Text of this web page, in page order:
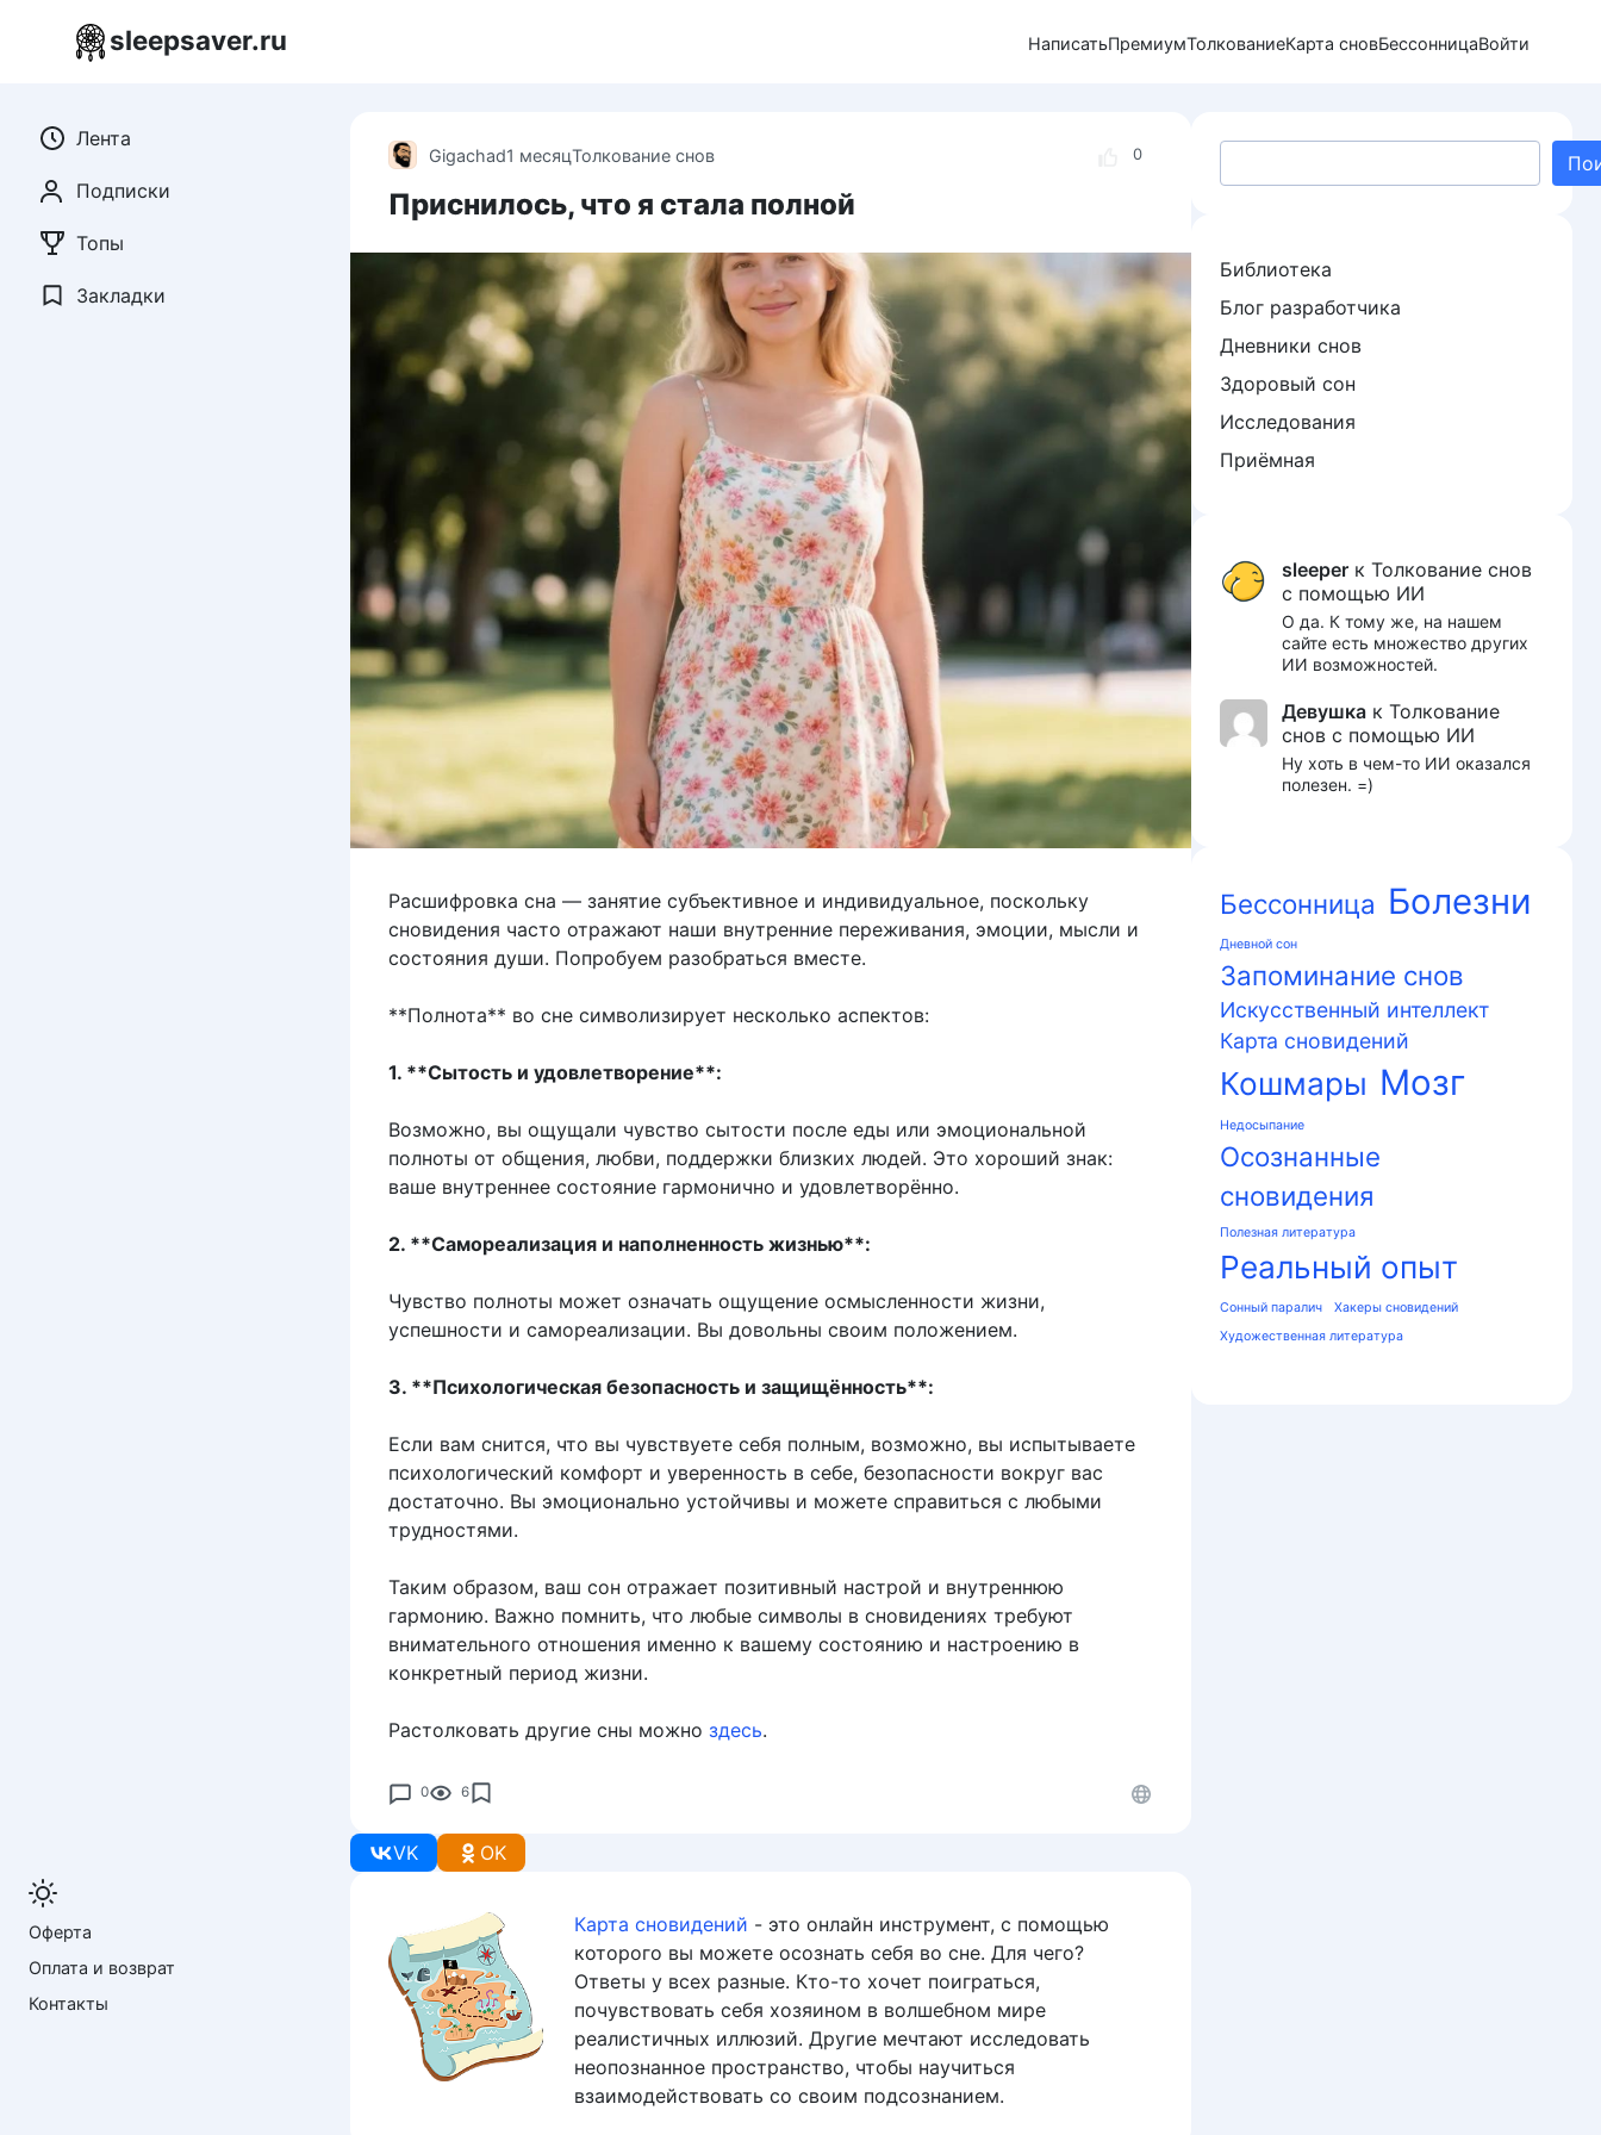
sleepsaver.ru НаписатьПремиумТолкованиеКарта сновБессонницаВойти
0
Gigachad1 месяцТолкование снов
Приснилось, что я стала полной
Расшифровка сна — занятие субъективное и индивидуальное, поскольку
сновидения часто отражают наши внутренние переживания, эмоции, мысли и
состояния души. Попробуем разобраться вместе.
**Полнота** во сне символизирует несколько аспектов:
1. **Сытость и удовлетворение**:
Возможно, вы ощущали чувство сытости после еды или эмоциональной
полноты от общения, любви, поддержки близких людей. Это хороший знак:
ваше внутреннее состояние гармонично и удовлетворённо.
2. **Самореализация и наполненность жизнью**:
Чувство полноты может означать ощущение осмысленности жизни,
успешности и самореализации. Вы довольны своим положением.
3. **Психологическая безопасность и защищённость**:
Если вам снится, что вы чувствуете себя полным, возможно, вы испытываете
психологический комфорт и уверенность в себе, безопасности вокруг вас
достаточно. Вы эмоционально устойчивы и можете справиться с любыми
трудностями.
Таким образом, ваш сон отражает позитивный настрой и внутреннюю
гармонию. Важно помнить, что любые символы в сновидениях требуют
внимательного отношения именно к вашему состоянию и настроению в
конкретный период жизни.
Растолковать другие сны можно здесь.
0 6
VK OK
Карта сновидений - это онлайн инструмент, с помощью
которого вы можете осознать себя во сне. Для чего?
Ответы у всех разные. Кто-то хочет поиграться,
почувствовать себя хозяином в волшебном мире
реалистичных иллюзий. Другие мечтают исследовать
неопознанное пространство, чтобы научиться
взаимодействовать со своим подсознанием.
Лента
Подписки
Топы
Закладки
Оферта
Оплата и возврат
Контакты
Библиотека
Блог разработчика
Дневники снов
Здоровый сон
Исследования
Приёмная
sleeper к Толкование снов
с помощью ИИ
О да. К тому же, на нашем
сайте есть множество других
ИИ возможностей.
Девушка к Толкование
снов с помощью ИИ
Ну хоть в чем-то ИИ оказался
полезен. =)
Бессонница Болезни
Дневной сон
Запоминание снов
Искусственный интеллект
Карта сновидений
Кошмары Мозг
Недосыпание
Осознанные
сновидения
Полезная литература
Реальный опыт
Сонный паралич
Хакеры сновидений
Художественная литература